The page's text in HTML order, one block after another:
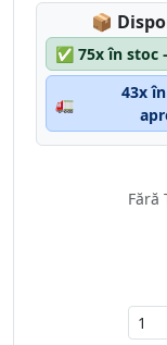
📦
✅ 75x în stoc
🚛
43x
Fără